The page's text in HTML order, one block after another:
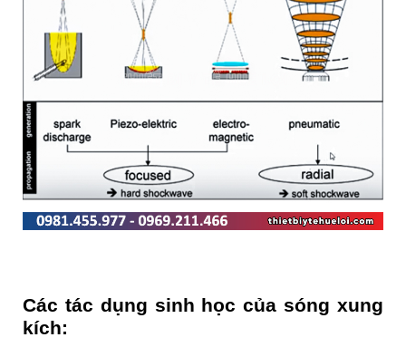
Các tác dụng sinh học của sóng xung
kích: